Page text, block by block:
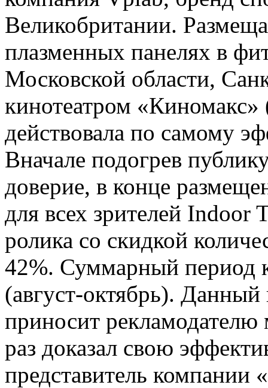
Великобритании.
плазменных панелях в
Московской области,
кинотеатром «Киномакс»
действовала по самому
Вначале подогрев
доверие, в конце
для всех зрителей Indoor
ролика со скидкой
42%. Суммарный период
(август-октябрь). Данный
приносит
раз доказал свою
представитель